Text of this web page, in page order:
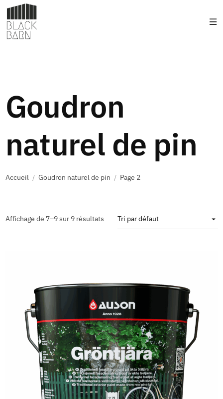
Goudron
naturel de pin
Accueil / Goudron naturel de pin / Page 2
Affichage de 7–9 sur 9 résultats